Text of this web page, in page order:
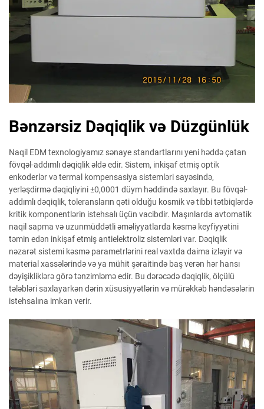
Bənzərsiz Dəqiqlik və Düzgünlük
Naqil EDM texnologiyamız sənaye standartlarını yeni həddə çatan
fövqəl-addımlı dəqiqlik əldə edir. Sistem, inkişaf etmiş optik
enkoderlər və termal kompensasiya sistemləri sayəsində,
yerləşdirmə dəqiqliyini ±0,0001 düym həddində saxlayır. Bu fövqəl-
addımlı dəqiqlik, toleransların qəti olduğu kosmik və tibbi tətbiqlərdə
kritik komponentlərin istehsalı üçün vacibdir. Maşınlarda avtomatik
naqil sapma və uzunmüddətli əməliyyatlarda kəsmə keyfiyyətini
təmin edən inkişaf etmiş antielektroliz sistemləri var. Dəqiqlik
nəzarət sistemi kəsmə parametrlərini real vaxtda daima izləyir və
material xassələrində və ya mühit şəraitində baş verən hər hansı
dəyişikliklərə görə tənzimləmə edir. Bu dərəcədə dəqiqlik, ölçülü
tələbləri saxlayarkən dərin xüsusiyyətlərin və mürəkkəb həndəsələrin
istehsalına imkan verir.